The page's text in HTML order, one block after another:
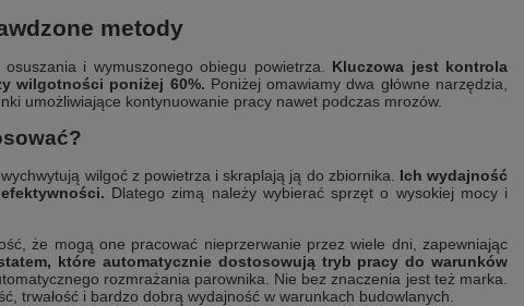
metody
i wymuszonego obiegu powietrza. Kluczowa jest kontrola
wilgotności poniżej 60%. Poniżej omawiamy dwa główne narzędzia,
umożliwiające kontynuowanie pracy nawet podczas mrozów.
wilgoć z powietrza i skraplają ją do zbiornika. Ich wydajność
Dlatego zimą należy wybierać sprzęt o wysokiej mocy i
że mogą one pracować nieprzerwanie przez wiele dni, zapewniając
które automatycznie dostosowują tryb pracy do warunków
rozmrażania parownika. Nie bez znaczenia jest też marka.
trwałość i bardzo dobrą wydajność w warunkach budowlanych.